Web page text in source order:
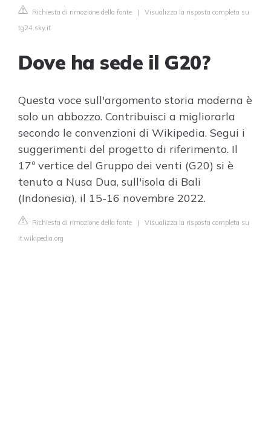
Richiesta di rimozione della fonte | Visualizza la risposta completa su
tg24.sky.it
Dove ha sede il G20?
Questa voce sull'argomento storia moderna è
solo un abbozzo. Contribuisci a migliorarla
secondo le convenzioni di Wikipedia. Segui i
suggerimenti del progetto di riferimento. Il
17º vertice del Gruppo dei venti (G20) si è
tenuto a Nusa Dua, sull'isola di Bali
(Indonesia), il 15-16 novembre 2022.
Richiesta di rimozione della fonte | Visualizza la risposta completa su
it.wikipedia.org